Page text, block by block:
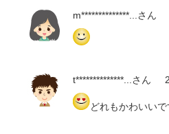
m**************...さん
t**************...さん
どれもかわいいで